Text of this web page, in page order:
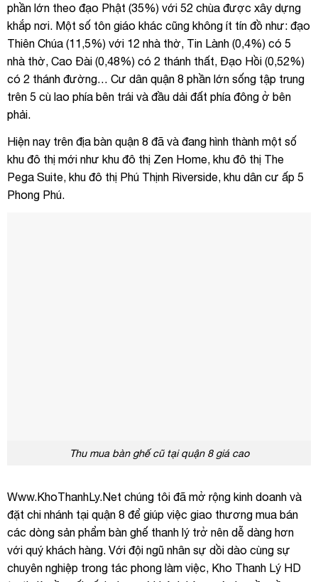
phần lớn theo đạo Phật (35%) với 52 chùa được xây dựng
khắp nơi. Một số tôn giáo khác cũng không ít tín đồ như: đạo
Thiên Chúa (11,5%) với 12 nhà thờ, Tin Lành (0,4%) có 5
nhà thờ, Cao Đài (0,48%) có 2 thánh thất, Đạo Hồi (0,52%)
có 2 thánh đường… Cư dân quận 8 phần lớn sống tập trung
trên 5 cù lao phía bên trái và đầu dải đất phía đông ở bên
phải.
Hiện nay trên địa bàn quận 8 đã và đang hình thành một số
khu đô thị mới như khu đô thị Zen Home, khu đô thị The
Pega Suite, khu đô thị Phú Thịnh Riverside, khu dân cư ấp 5
Phong Phú.
Thu mua bàn ghế cũ tại quận 8 giá cao
Www.KhoThanhLy.Net chúng tôi đã mở rộng kinh doanh và
đặt chi nhánh tại quận 8 để giúp việc giao thương mua bán
các dòng sản phẩm bàn ghế thanh lý trở nên dễ dàng hơn
với quý khách hàng. Với đội ngũ nhân sự dồi dào cùng sự
chuyên nghiệp trong tác phong làm việc, Kho Thanh Lý HD